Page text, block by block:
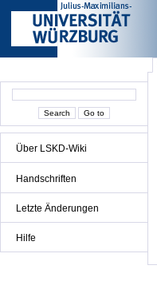
Über LSKD-Wiki
Handschriften
Letzte Änderungen
Hilfe